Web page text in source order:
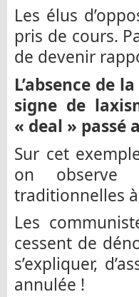
Les élus
pris de cours.
de devenir
L’absence de
signe de
« deal » passé
Sur cet
on observe
traditionnelles
Les
cessent de
s’expliquer,
annulée !